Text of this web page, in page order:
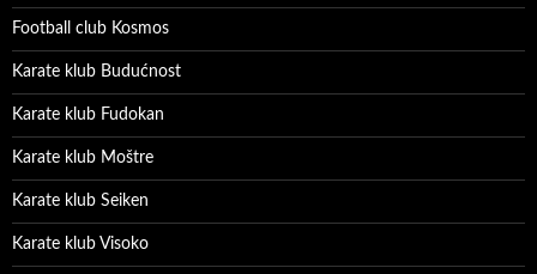
Football club Kosmos
Karate klub Budućnost
Karate klub Fudokan
Karate klub Moštre
Karate klub Seiken
Karate klub Visoko